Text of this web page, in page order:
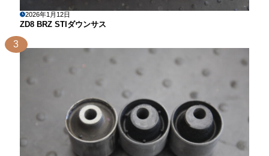
2026年1月12日
ZD8 BRZ STIダウンサス
3